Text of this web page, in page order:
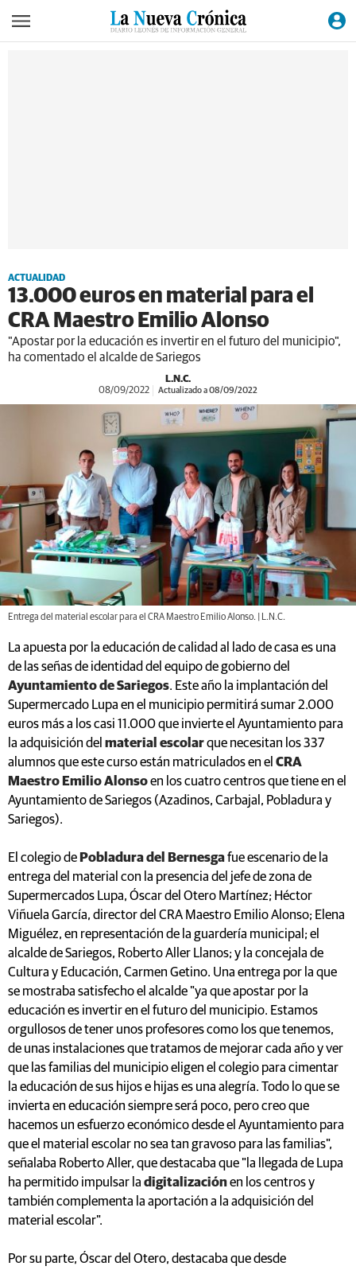
ACTUALIDAD
13.000 euros en material para el
CRA Maestro Emilio Alonso
"Apostar por la educación es invertir en el futuro del municipio",
ha comentado el alcalde de Sariegos
L.N.C.
08/09/2022 Actualizado a 08/09/2022
Entrega del material escolar para el CRA Maestro Emilio Alonso. | L.N.C.
La apuesta por la educación de calidad al lado de casa es una
de las señas de identidad del equipo de gobierno del
Ayuntamiento de Sariegos. Este año la implantación del
Supermercado Lupa en el municipio permitirá sumar 2.000
euros más a los casi 11.000 que invierte el Ayuntamiento para
la adquisición del material escolarque necesitan los 337
alumnos que este curso están matriculados en el CRA
Maestro Emilio Alonsoen los cuatro centros que tiene en el
Ayuntamiento de Sariegos (Azadinos, Carbajal, Pobladura y
Sariegos).
El colegio de Pobladura del Bernesgafue escenario de la
entrega del material con la presencia del jefe de zona de
Supermercados Lupa, Óscar del Otero Martínez; Héctor
Viñuela García, director del CRA Maestro Emilio Alonso; Elena
Miguélez, en representación de la guardería municipal; el
alcalde de Sariegos, Roberto Aller Llanos; y la concejala de
Cultura y Educación, Carmen Getino. Una entrega por la que
se mostraba satisfecho el alcalde "ya que apostar por la
educación es invertir en el futuro del municipio. Estamos
orgullosos de tener unos profesores como los que tenemos,
de unas instalaciones que tratamos de mejorar cada año y ver
que las familias del municipio eligen el colegio para cimentar
la educación de sus hijos e hijas es una alegría. Todo lo que se
invierta en educación siempre será poco, pero creo que
hacemos un esfuerzo económico desde el Ayuntamiento para
que el material escolar no sea tan gravoso para las familias",
señalaba Roberto Aller, que destacaba que "la llegada de Lupa
ha permitido impulsar la digitalizaciónen los centros y
también complementa la aportación a la adquisición del
material escolar".
Por su parte, Óscar del Otero, destacaba que desde